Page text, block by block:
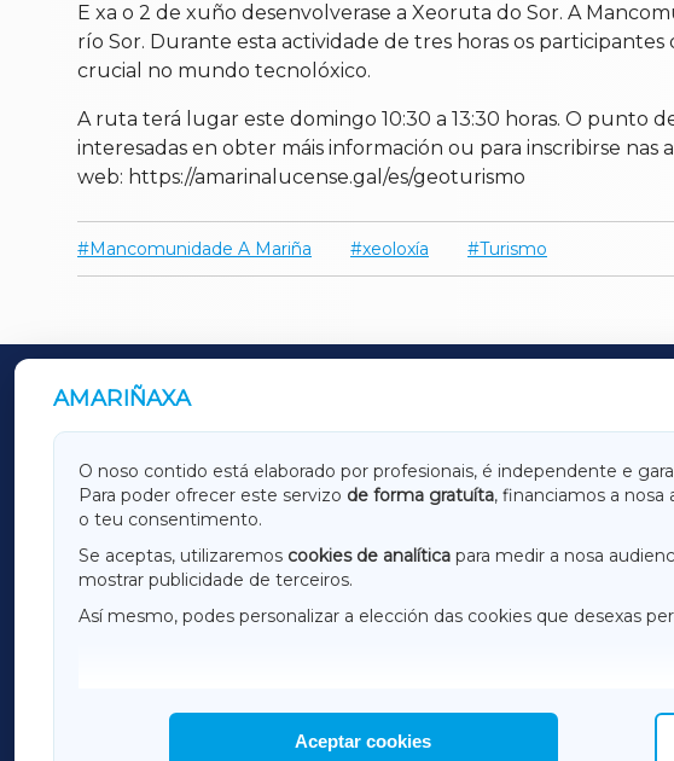
E xa o 2 de xuño desenvolverase a Xeoruta do Sor. A
río Sor. Durante esta actividade de tres horas os
crucial no mundo tecnolóxico.
A ruta terá lugar este domingo 10:30 a 13:30 horas. O punto
interesadas en obter máis información ou para inscribirse
web: https://amarinalucense.gal/es/geoturismo
Mancomunidade A Mariña xeoloxía Turismo
AMARIÑAXA
O noso contido está elaborado por profesionais, é independente e
Para poder ofrecer este servizo de forma gratuíta, financiamos a
o teu consentimento.
Se aceptas, utilizaremos cookies de analítica para medir a nosa
mostrar publicidade de terceiros.
Así mesmo, podes personalizar a elección das cookies que desexas
Aceptar cookies
OUTROS PERIÓDICOS
GALICIAXA LUGOXA
AMARIÑAXA
RIBEIRASACRAXA
OURENSEXA
HEMEROTECA